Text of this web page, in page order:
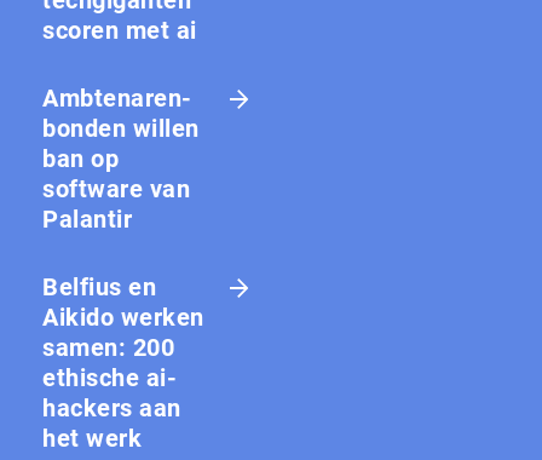
scoren met ai
Amb­te­na­ren­
bon­den willen
ban op
software van
Palantir
Belfius en
Aikido werken
samen: 200
ethische ai-
hackers aan
het werk